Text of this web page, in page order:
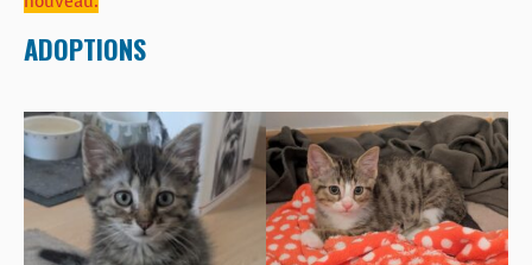
ADOPTER
NOUS AIDER
CONTACT
BOUTIQUE
ADOPTIONS